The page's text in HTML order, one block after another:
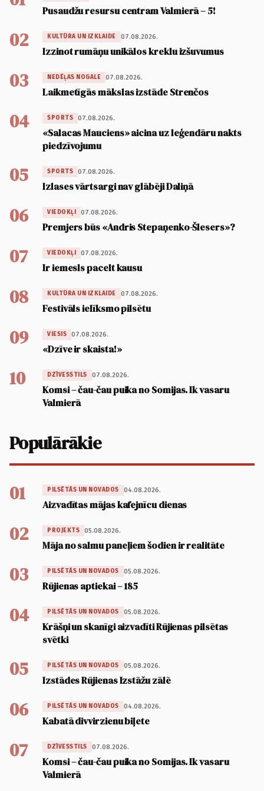
Pusaudžu resursu centram Valmierā – 5!
02 KULTŪRA UN IZKLAIDE 07.08.2026.
Izzinot rumāņu unikālos kreklu izšuvumus
03 NEDĒĻAS NOGALE 07.08.2026.
Laikmetīgās mākslas izstāde Strenčos
04 SPORTS 07.08.2026.
«Salacas Mauciens» aicina uz leģendāru nakts
piedzīvojumu
05 SPORTS 07.08.2026.
Izlases vārtsargi nav glābēji Daliņā
06 VIEDOKĻI 07.08.2026.
Premjers būs «Andris Stepaņenko-Šlesers»?
07 VIEDOKĻI 07.08.2026.
Ir iemesls pacelt kausu
08 KULTŪRA UN IZKLAIDE 07.08.2026.
Festivāls ielīksmo pilsētu
09 VIESIS 07.08.2026.
«Dzīve ir skaista!»
10 DZĪVESSTILS 07.08.2026.
Komsi – čau-čau puika no Somijas. Ik vasaru
Valmierā
Populārākie
01 PILSĒTĀS UN NOVADOS 04.08.2026.
Aizvadītas mājas kafejnīcu dienas
02 PROJEKTS 05.08.2026.
Māja no salmu paneļiem šodien ir realitāte
03 PILSĒTĀS UN NOVADOS 05.08.2026.
Rūjienas aptiekai – 185
04 PILSĒTĀS UN NOVADOS 05.08.2026.
Krāšņi un skanīgi aizvadīti Rūjienas pilsētas
svētki
05 PILSĒTĀS UN NOVADOS 05.08.2026.
Izstādes Rūjienas Izstāžu zālē
06 PILSĒTĀS UN NOVADOS 04.08.2026.
Kabatā divvirzienu biļete
07 DZĪVESSTILS 07.08.2026.
Komsi – čau-čau puika no Somijas. Ik vasaru
Valmierā